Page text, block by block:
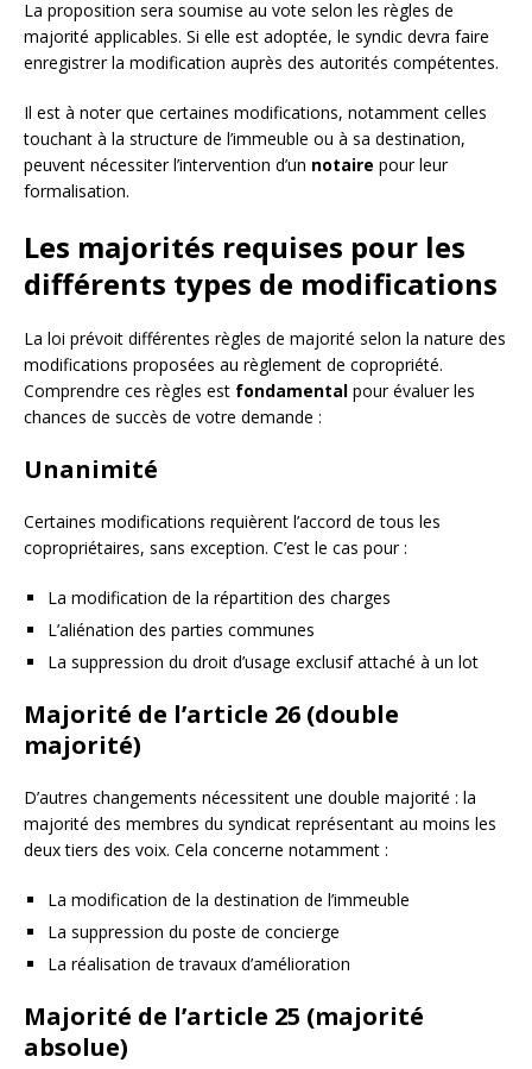
La proposition sera soumise au vote selon les règles de
majorité applicables. Si elle est adoptée, le syndic devra faire
enregistrer la modification auprès des autorités compétentes.
Il est à noter que certaines modifications, notamment celles
touchant à la structure de l’immeuble ou à sa destination,
peuvent nécessiter l’intervention d’un notaire pour leur
formalisation.
Les majorités requises pour les
différents types de modifications
La loi prévoit différentes règles de majorité selon la nature des
modifications proposées au règlement de copropriété.
Comprendre ces règles est fondamental pour évaluer les
chances de succès de votre demande :
Unanimité
Certaines modifications requièrent l’accord de tous les
copropriétaires, sans exception. C’est le cas pour :
La modification de la répartition des charges
L’aliénation des parties communes
La suppression du droit d’usage exclusif attaché à un lot
Majorité de l’article 26 (double
majorité)
D’autres changements nécessitent une double majorité : la
majorité des membres du syndicat représentant au moins les
deux tiers des voix. Cela concerne notamment :
La modification de la destination de l’immeuble
La suppression du poste de concierge
La réalisation de travaux d’amélioration
Majorité de l’article 25 (majorité
absolue)